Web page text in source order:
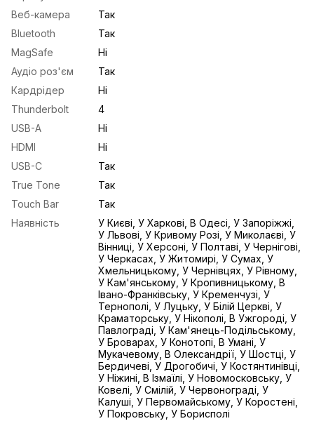
Веб-камера
Так
Bluetooth
Так
MagSafe
Ні
Аудіо роз'єм
Так
Кардрідер
Ні
Thunderbolt
4
USB-A
Ні
HDMI
Ні
USB-С
Так
True Tone
Так
Touch Bar
Так
Наявність
У Києві, У Харкові, В Одесі, У Запоріжжі,
У Львові, У Кривому Розі, У Миколаєві, У
Вінниці, У Херсоні, У Полтаві, У Чернігові,
У Черкасах, У Житомирі, У Сумах, У
Хмельницькому, У Чернівцях, У Рівному,
У Кам'янському, У Кропивницькому, В
Івано-Франківську, У Кременчузі, У
Тернополі, У Луцьку, У Білій Церкві, У
Краматорську, У Нікополі, В Ужгороді, У
Павлограді, У Кам'янець-Подільському,
У Броварах, У Конотопі, В Умані, У
Мукачевому, В Олександрії, У Шостці, У
Бердичеві, У Дрогобичі, У Костянтинівці,
У Ніжині, В Ізмаїлі, У Новомосковську, У
Ковелі, У Смілій, У Червонограді, У
Калуші, У Первомайському, У Коростені,
У Покровську, У Борисполі